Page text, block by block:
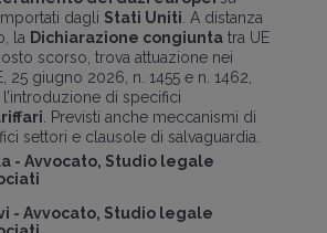
dagli Stati Uniti . A distanza
la Dichiarazione congiuntatra UE
scorso, trova attuazione nei
25 giugno 2026, n. 1455 e n. 1462,
di specifici
. Previsti anche meccanismi di
settori e clausole di salvaguardia.
- Avvocato, Studio legale
- Avvocato, Studio legale